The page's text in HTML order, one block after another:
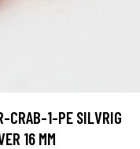
CRAB-1-PE SILVRIG
16 MM